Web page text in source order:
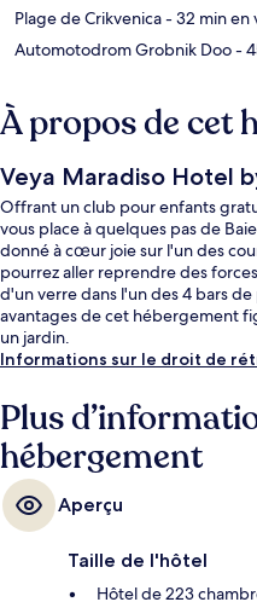
Plage de Crikvenica- 32 min en
Automotodrom Grobnik Doo-
À propos de cet
Veya Maradiso Hotel
Offrant un club pour enfants
vous place à quelques pas de
donné à cœur joie sur l'un des
pourrez aller reprendre des
d'un verre dans l'un des 4 bars
avantages de cet hébergement
un jardin.
Informations sur le droit de
Plus
hébergement
Aperçu
Taille de l'hôtel
Hôtel de 223